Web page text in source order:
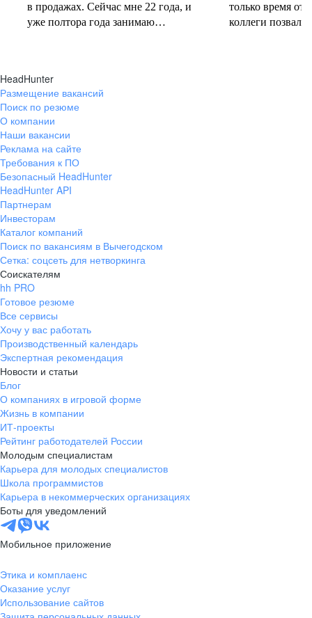
в продажах. Сейчас мне 22 года, и
уже полтора года занимаю
образование. Молодежь сегодня
задаёт тренды и меняет рынок
труда, и горжусь тем, что являюсь
только время от
коллеги позвали
HeadHunter
Размещение вакансий
Поиск по резюме
О компании
Наши вакансии
Реклама на сайте
Требования к ПО
Безопасный HeadHunter
HeadHunter API
Партнерам
Инвесторам
Каталог компаний
Поиск по вакансиям в Вычегодском
Сетка: соцсеть для нетворкинга
Соискателям
hh PRO
Готовое резюме
Все сервисы
Хочу у вас работать
Производственный календарь
Экспертная рекомендация
Новости и статьи
Блог
О компаниях в игровой форме
Жизнь в компании
ИТ-проекты
Рейтинг работодателей России
Молодым специалистам
Карьера для молодых специалистов
Школа программистов
Карьера в некоммерческих организациях
Боты для уведомлений
Мобильное приложение
Этика и комплаенс
Оказание услуг
Использование сайтов